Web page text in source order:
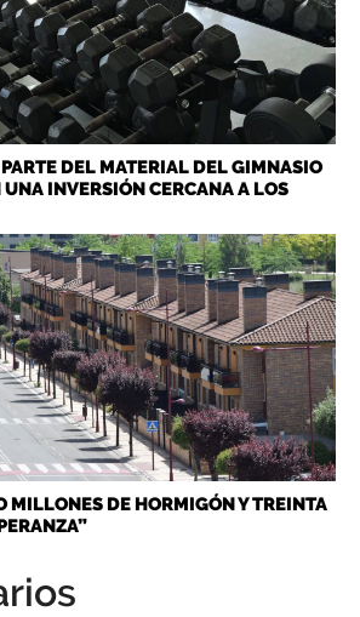
DEL MATERIAL DEL GIMNASIO
INVERSIÓN CERCANA A LOS
MILLONES DE HORMIGÓN Y TREINTA